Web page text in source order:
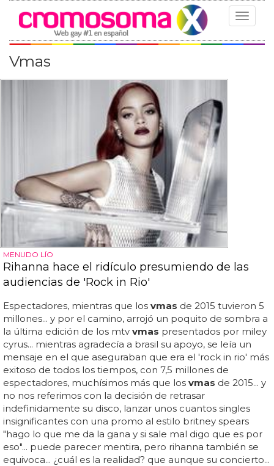
Toggle
Vmas
MENUDO LÍO
Rihanna hace el ridículo presumiendo de las
audiencias de 'Rock in Rio'
Espectadores, mientras que los vmas de 2015 tuvieron 5
millones... y por el camino, arrojó un poquito de sombra a
la última edición de los mtv vmas presentados por miley
cyrus... mientras agradecía a brasil su apoyo, se leía un
mensaje en el que aseguraban que era el 'rock in rio' más
exitoso de todos los tiempos, con 7,5 millones de
espectadores, muchísimos más que los vmas de 2015... y
no nos referimos con la decisión de retrasar
indefinidamente su disco, lanzar unos cuantos singles
insignificantes con una promo al estilo britney spears
"hago lo que me da la gana y si sale mal digo que es por
eso"... puede parecer mentira, pero rihanna también se
equivoca... ¿cuál es la realidad? que aunque su concierto...